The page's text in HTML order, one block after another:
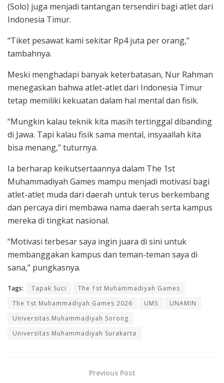
(Solo) juga menjadi tantangan tersendiri bagi atlet dari
Indonesia Timur.
“Tiket pesawat kami sekitar Rp4 juta per orang,”
tambahnya.
Meski menghadapi banyak keterbatasan, Nur Rahman
menegaskan bahwa atlet-atlet dari Indonesia Timur
tetap memiliki kekuatan dalam hal mental dan fisik.
“Mungkin kalau teknik kita masih tertinggal dibanding
di Jawa. Tapi kalau fisik sama mental, insyaallah kita
bisa menang,” tuturnya.
Ia berharap keikutsertaannya dalam The 1st
Muhammadiyah Games mampu menjadi motivasi bagi
atlet-atlet muda dari daerah untuk terus berkembang
dan percaya diri membawa nama daerah serta kampus
mereka di tingkat nasional.
“Motivasi terbesar saya ingin juara di sini untuk
membanggakan kampus dan teman-teman saya di
sana,” pungkasnya.
Tags: Tapak Suci
The 1st Muhammadiyah Games
The 1st Muhammadiyah Games 2026
UMS
UNAMIN
Universitas Muhammadiyah Sorong
Universitas Muhammadiyah Surakarta
Previous Post